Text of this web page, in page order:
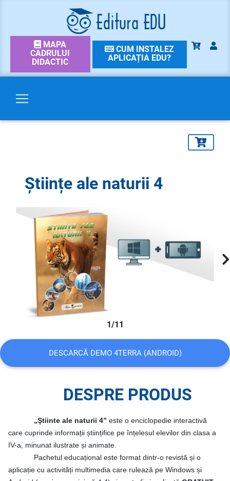
MAPA
CADRULUI
DIDACTIC
CUM INSTALEZ
APLICAȚIA EDU?
Științe ale naturii 4
1/11
DESCARCĂ DEMO 4TERRA (ANDROID)
DESPRE PRODUS
„Ştiinte ale naturii 4” este o enciclopedie interactivă
care cuprinde informații științifice pe înțelesul elevilor din clasa a
IV-a, minunat ilustrate și animate.
Pachetul educațional este format dintr-o revistă și o
aplicație cu activități multimedia care rulează pe Windows și